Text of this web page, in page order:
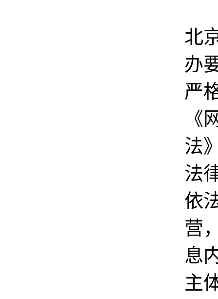
北
办
严
《
法
法
依
营
息
主